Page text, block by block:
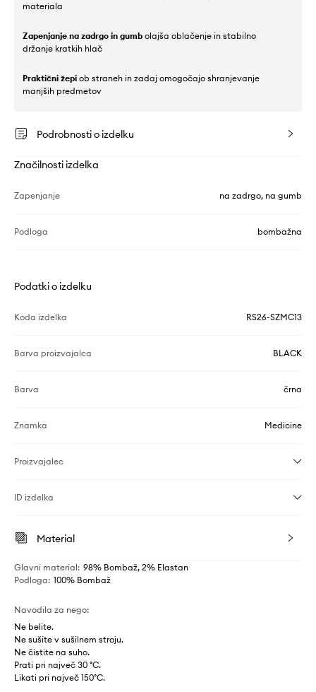
materiala
Zapenjanje na zadrgo in gumb olajša oblačenje in stabilno
držanje kratkih hlač
Praktični žepi ob straneh in zadaj omogočajo shranjevanje
manjših predmetov
Podrobnosti o izdelku
Značilnosti izdelka
Zapenjanje na zadrgo, na gumb
Podloga bombažna
Podatki o izdelku
Koda izdelka RS26-SZMC13
Barva proizvajalca BLACK
Barva črna
Znamka Medicine
Proizvajalec
ID izdelka
Material
Glavni material: 98% Bombaž, 2% Elastan
Podloga: 100% Bombaž
Navodila za nego:
Ne belite.
Ne sušite v sušilnem stroju.
Ne čistite na suho.
Prati pri največ 30 °C.
Likati pri največ 150°C.